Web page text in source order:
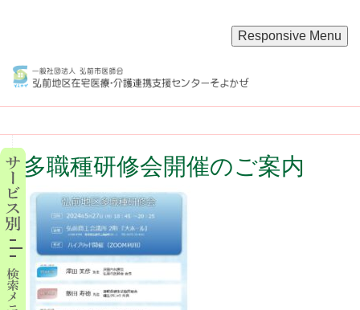
Responsive Menu
t
多職種研修会開催のご案内